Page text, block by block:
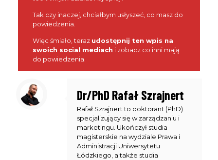
Tak czy inaczej, chciałbym usłyszeć, co masz do
powiedzenia.
Więc śmiało, teraz udostępnij ten wpis na
swoich social mediach i zobacz co inni mają
do powiedzenia.
Dr/PhD Rafał Szrajnert
Rafał Szrajnert to doktorant (PhD)
specjalizujący się w zarządzaniu i
marketingu. Ukończył studia
magisterskie na wydziale Prawa i
Administracji Uniwersytetu
Łódzkiego, a także studia
WYŚLIJ